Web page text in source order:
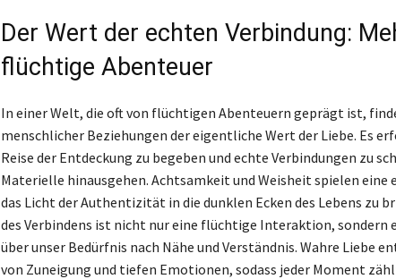
Der Wert der echten Verbindung:
flüchtige Abenteuer
In einer Welt, die oft von flüchtigen Abenteuern geprägt ist,
menschlicher Beziehungen der eigentliche Wert der Liebe. Es
Reise der Entdeckung zu begeben und echte Verbindungen zu
Materielle hinausgehen. Achtsamkeit und Weisheit spielen eine
das Licht der Authentizität in die dunklen Ecken des Lebens zu
des Verbindens ist nicht nur eine flüchtige Interaktion, sondern
über unser Bedürfnis nach Nähe und Verständnis. Wahre Liebe
von Zuneigung und tiefen Emotionen, sodass jeder Moment